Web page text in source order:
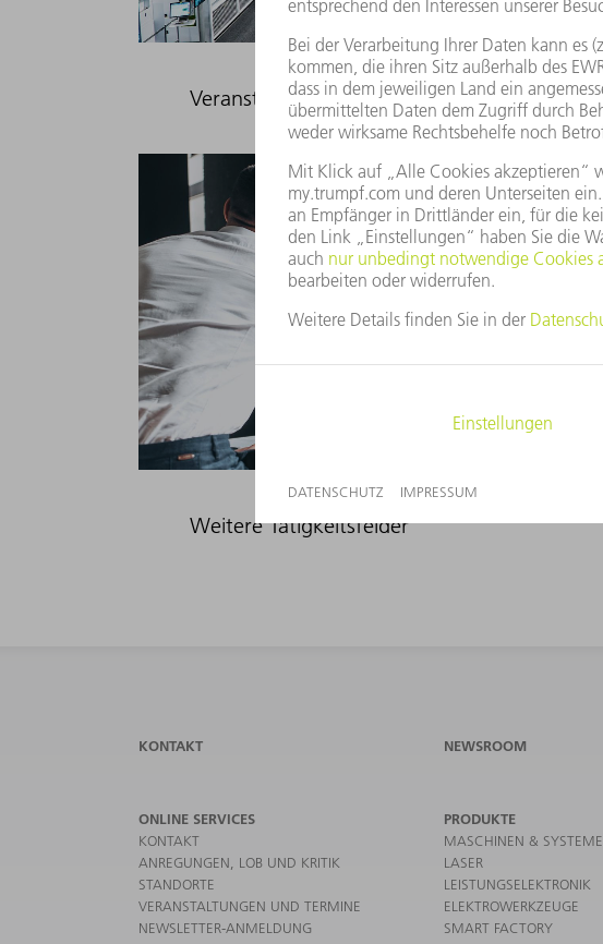
Veranstaltungen und Termine
Weitere Tätigkeitsfelder
KONTAKT NEWSROOM
ONLINE SERVICES
KONTAKT
ANREGUNGEN, LOB UND KRITIK
STANDORTE
VERANSTALTUNGEN UND TERMINE
NEWSLETTER-ANMELDUNG
PRODUKTE
MASCHINEN & SYSTEME
LASER
LEISTUNGSELEKTRONIK
ELEKTROWERKZEUGE
SMART FACTORY